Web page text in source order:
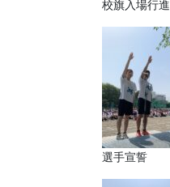
校旗入場行進
選手宣誓